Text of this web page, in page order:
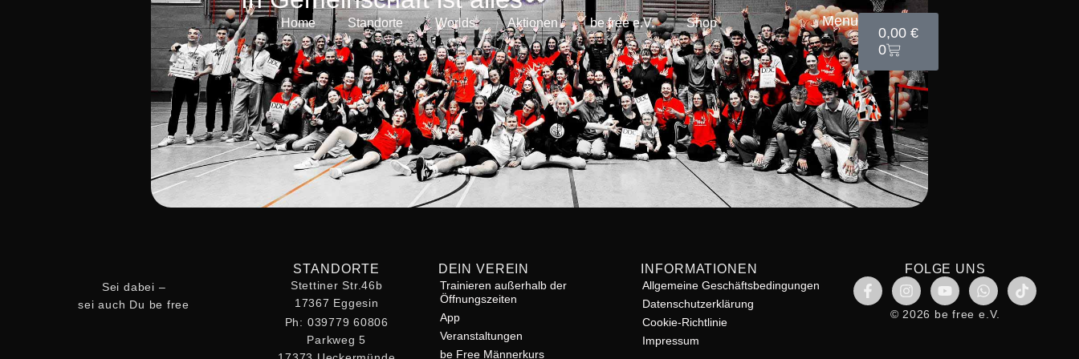
Home Standorte Worlds Aktionen be free e.V. Shop Menu
0,00€
0
Sei dabei –
sei auch Du be free
STANDORTE
Stettiner Str.46b
17367 Eggesin
Ph: 039779 60806
Parkweg 5
DEIN VEREIN
Trainieren außerhalb der
Öffnungszeiten
App
Veranstaltungen
be Free Männerkurs
INFORMATIONEN
Allgemeine Geschäftsbedingungen
Datenschutzerklärung
Cookie-Richtlinie
Impressum
FOLGE UNS
© 2026 be free e.V.